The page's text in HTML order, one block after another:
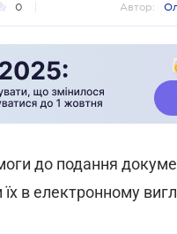
0 Автор:
до подання
в електронному